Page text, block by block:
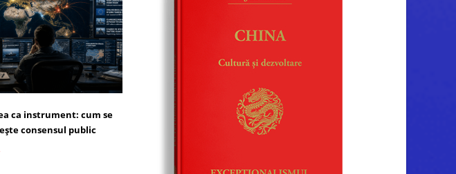
ca instrument: cum se
consensul public